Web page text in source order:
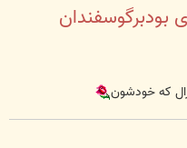
بودبرگوسفندان
که خودشون